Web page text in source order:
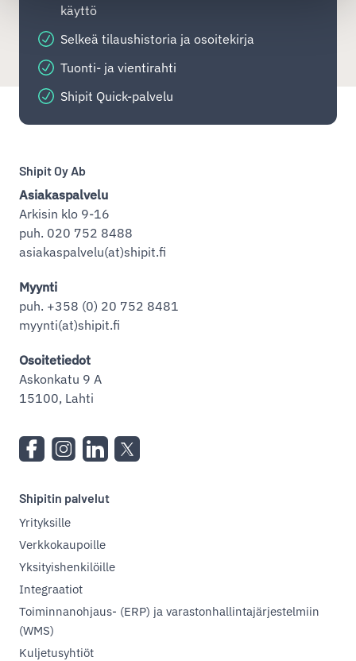
käyttö
Selkeä tilaushistoria ja osoitekirja
Tuonti- ja vientirahti
Shipit Quick-palvelu
Shipit Oy Ab
Asiakaspalvelu
Arkisin klo 9-16
puh. 020 752 8488
asiakaspalvelu(at)shipit.fi
Myynti
puh. +358 (0) 20 752 8481
myynti(at)shipit.fi
Osoitetiedot
Askonkatu 9 A
15100, Lahti
Shipitin palvelut
Yrityksille
Verkkokaupoille
Yksityishenkilöille
Integraatiot
Toiminnanohjaus- (ERP) ja varastonhallintajärjestelmiin
(WMS)
Kuljetusyhtiöt